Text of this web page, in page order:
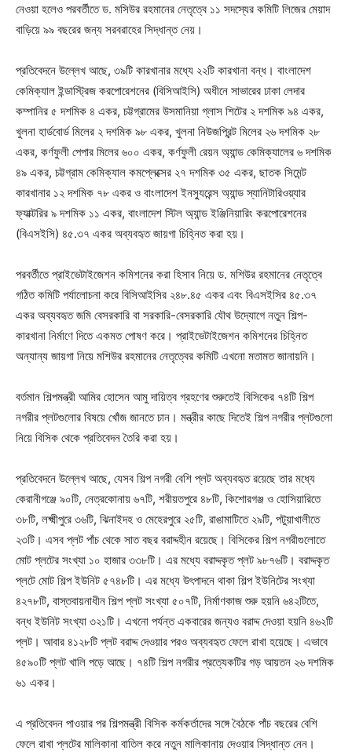
নেওয়া হলেও পরবর্তীতে ড. মসিউর রহমানের নেতৃত্বে ১১ সদস্যের কমিটি লিজের মেয়াদ
বাড়িয়ে ৯৯ বছরের জন্য সরবরাহের সিদ্ধান্ত নেয়।
প্রতিবেদনে উল্লেখ আছে, ৩৯টি কারখানার মধ্যে ২২টি কারখানা বন্ধ। বাংলাদেশ
কেমিক্যাল ইন্ডাস্ট্রিজ করপোরেশনের (বিসিআইসি) অধীনে সাভারের ঢাকা লেদার
কম্পানির ৫ দশমিক ৪ একর, চট্টগ্রামের উসমানিয়া গ্লাস শিটের ২ দশমিক ৯৪ একর,
খুলনা হার্ডবোর্ড মিলের ২ দশমিক ৯৮ একর, খুলনা নিউজপ্রিন্ট মিলের ২৬ দশমিক ২৮
একর, কর্ণফুলী পেপার মিলের ৬০০ একর, কর্ণফুলী রেয়ন অ্যান্ড কেমিক্যালের ৬ দশমিক
৪৯ একর, চট্টগ্রাম কেমিক্যাল কমপ্লেক্সের ২৭ দশমিক ৩৫ একর, ছাতক সিমেন্ট
কারখানার ১২ দশমিক ৭৮ একর ও বাংলাদেশ ইনস্যুরেন্স অ্যান্ড স্যানিটারিওয়্যার
ফ্যাক্টরির ৯ দশমিক ১১ একর, বাংলাদেশ স্টিল অ্যান্ড ইঞ্জিনিয়ারিং করপোরেশনের
(বিএসইসি) ৪৫.৩৭ একর অব্যবহৃত জায়গা চিহ্নিত করা হয়।
পরবর্তীতে প্রাইভেটাইজেশন কমিশনের করা হিসাব নিয়ে ড. মশিউর রহমানের নেতৃত্বে
গঠিত কমিটি পর্যালোচনা করে বিসিআইসির ২৪৮.৪৫ একর এবং বিএসইসির ৪৫.৩৭
একর অব্যবহৃত জমি বেসরকারি বা সরকারি-বেসরকারি যৌথ উদ্যোগে নতুন শিল্প-
কারখানা নির্মাণে দিতে একমত পোষণ করে। প্রাইভেটাইজেশন কমিশনের চিহ্নিত
অন্যান্য জায়গা নিয়ে মশিউর রহমানের নেতৃত্বের কমিটি এখনো মতামত জানায়নি।
বর্তমান শিল্পমন্ত্রী আমির হোসেন আমু দায়িত্ব গ্রহণের শুরুতেই বিসিকের ৭৪টি শিল্প
নগরীর প্লটগুলোর বিষয়ে খোঁজ জানতে চান। মন্ত্রীর কাছে দিতেই শিল্প নগরীর প্লটগুলো
নিয়ে বিসিক থেকে প্রতিবেদন তৈরি করা হয়।
প্রতিবেদনে উল্লেখ আছে, যেসব শিল্প নগরী বেশি প্লট অব্যবহৃত রয়েছে তার মধ্যে
কেরানীগঞ্জে ৯০টি, নেত্রকোনায় ৬৭টি, শরীয়তপুরে ৪৮টি, কিশোরগঞ্জ ও হোসিয়ারিতে
৩৮টি, লক্ষ্মীপুরে ৩৬টি, ঝিনাইদহ ও মেহেরপুরে ২৫টি, রাঙামাটিতে ২৯টি, পটুয়াখালীতে
২৩টি। এসব প্লট পাঁচ থেকে সাত বছর বরাদ্দহীন রয়েছে। বিসিকের শিল্প নগরীগুলোতে
মোট প্লটের সংখ্যা ১০ হাজার ৩৩৮টি। এর মধ্যে বরাদ্দকৃত প্লট ৯৮৭৬টি। বরাদ্দকৃত
প্লটে মোট শিল্প ইউনিট ৫৭৪৮টি। এর মধ্যে উৎপাদনে থাকা শিল্প ইউনিটের সংখ্যা
৪২৭৮টি, বাস্তবায়নাধীন শিল্প প্লট সংখ্যা ৫০৭টি, নির্মাণকাজ শুরু হয়নি ৬৪২টিতে,
বন্ধ ইউনিট সংখ্যা ৩২১টি। এখনো পর্যন্ত একবারের জন্যও বরাদ্দ দেওয়া হয়নি ৪৬২টি
প্লট। আবার ৪১২৮টি প্লট বরাদ্দ দেওয়ার পরও অব্যবহৃত ফেলে রাখা হয়েছে। এভাবে
৪৫৯০টি প্লট খালি পড়ে আছে। ৭৪টি শিল্প নগরীর প্রত্যেকটির গড় আয়তন ২৬ দশমিক
৬১ একর।
এ প্রতিবেদন পাওয়ার পর শিল্পমন্ত্রী বিসিক কর্মকর্তাদের সঙ্গে বৈঠকে পাঁচ বছরের বেশি
ফেলে রাখা প্লটের মালিকানা বাতিল করে নতুন মালিকানায় দেওয়ার সিদ্ধান্ত নেন।